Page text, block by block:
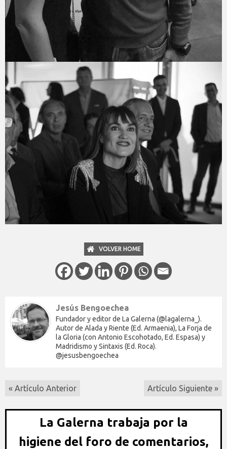
VOLVER HOME
Jesús Bengoechea
Fundador y editor de La Galerna (@lagalerna_).
Autor de Alada y Riente (Ed. Armaenia), La Forja de
la Gloria (con Antonio Escohotado, Ed. Espasa) y
Madridismo y Sintaxis (Ed. Roca).
@jesusbengoechea
« Artículo Anterior Artículo Siguiente »
La Galerna trabaja por la
higiene del foro de comentarios,